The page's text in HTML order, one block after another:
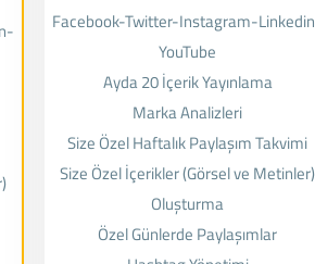
Facebook-Twitter-Instagram-
YouTube
Ayda 20 İçerik Yayınlama
Marka Analizleri
Size Özel Haftalık Paylaşım Takvimi
Size Özel İçerikler (Görsel ve Metinler)
Oluşturma
Özel Günlerde Paylaşımlar